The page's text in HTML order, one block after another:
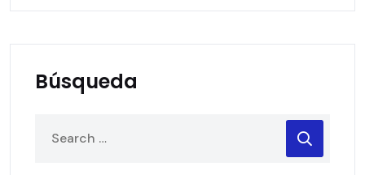
Búsqueda